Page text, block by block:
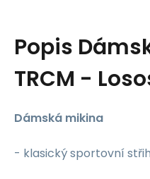
Popis
TRCM -
Dámská mikina
- klasický sportovní střih